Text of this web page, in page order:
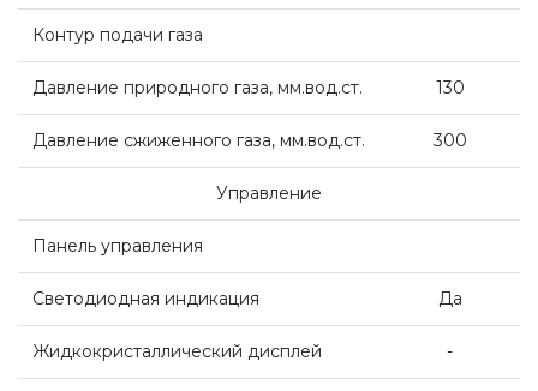
Чугунные напольные котлы De Dietrich
Промышленное оборудование De Dietrich
Контур подачи газа
Давление природного газа, мм.вод.ст. 130
Давление сжиженного газа, мм.вод.ст. 300
Управление
Панель управления
Светодиодная индикация Да
Жидкокристаллический дисплей -